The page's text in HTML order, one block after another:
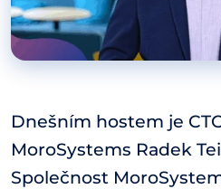
Dnešním hostem je
MoroSystems Radek
Společnost